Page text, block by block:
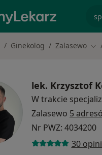
Ginekolog Zalasewo
lek. Krzysztof
W trakcie
Zalasewo 5
Nr PWZ: 4034200
30